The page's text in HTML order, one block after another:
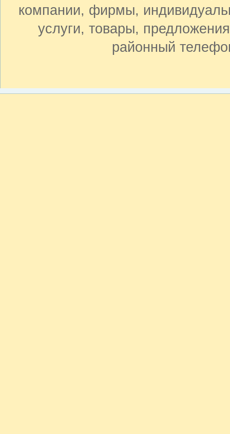
компании, фирмы,
услуги, товары,
районный